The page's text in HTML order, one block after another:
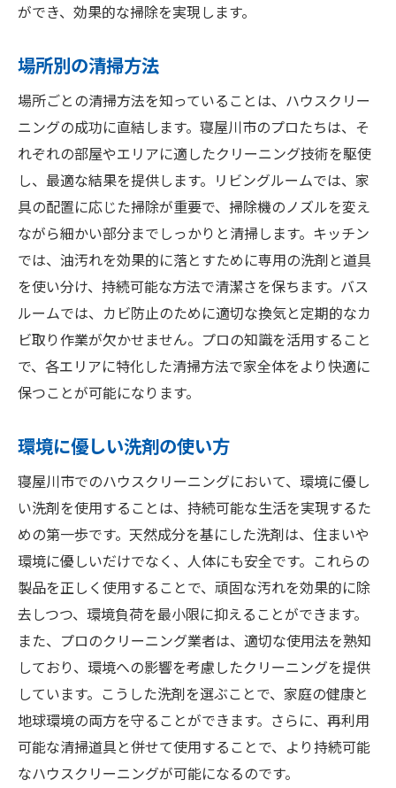
ができ、効果的な掃除を実現します。
場所別の清掃方法
場所ごとの清掃方法を知っていることは、ハウスクリー
ニングの成功に直結します。寝屋川市のプロたちは、そ
れぞれの部屋やエリアに適したクリーニング技術を駆使
し、最適な結果を提供します。リビングルームでは、家
具の配置に応じた掃除が重要で、掃除機のノズルを変え
ながら細かい部分までしっかりと清掃します。キッチン
では、油汚れを効果的に落とすために専用の洗剤と道具
を使い分け、持続可能な方法で清潔さを保ちます。バス
ルームでは、カビ防止のために適切な換気と定期的なカ
ビ取り作業が欠かせません。プロの知識を活用すること
で、各エリアに特化した清掃方法で家全体をより快適に
保つことが可能になります。
環境に優しい洗剤の使い方
寝屋川市でのハウスクリーニングにおいて、環境に優し
い洗剤を使用することは、持続可能な生活を実現するた
めの第一歩です。天然成分を基にした洗剤は、住まいや
環境に優しいだけでなく、人体にも安全です。これらの
製品を正しく使用することで、頑固な汚れを効果的に除
去しつつ、環境負荷を最小限に抑えることができます。
また、プロのクリーニング業者は、適切な使用法を熟知
しており、環境への影響を考慮したクリーニングを提供
しています。こうした洗剤を選ぶことで、家庭の健康と
地球環境の両方を守ることができます。さらに、再利用
可能な清掃道具と併せて使用することで、より持続可能
なハウスクリーニングが可能になるのです。